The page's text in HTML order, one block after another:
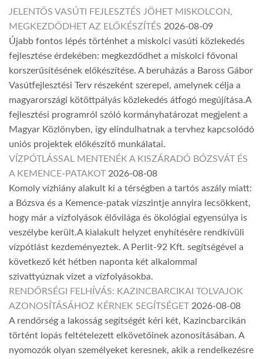
JELENTŐS VASÚTI FEJLESZTÉS JÖHET MISKOLCON,
MEGKEZDŐDHET AZ ELŐKÉSZÍTÉS 2026-08-09
Újabb fontos lépés történhet a miskolci vasúti közlekedés
fejlesztése érdekében: megkezdődhet a miskolci fővonal
korszerűsítésének előkészítése. A beruházás a Baross Gábor
Vasútfejlesztési Terv részeként szerepel, amelynek célja a
magyarországi kötöttpályás közlekedés átfogó megújítása.A
fejlesztési programról szóló kormányhatározat megjelent a
Magyar Közlönyben, így elindulhatnak a tervhez kapcsolódó
uniós projektek előkészítő munkálatai.
VÍZPÓTLÁSSAL MENTENÉK A KISZÁRADÓ BÓZSVÁT ÉS
A KEMENCE-PATAKOT 2026-08-08
Komoly vízhiány alakult ki a térségben a tartós aszály miatt:
a Bózsva és a Kemence-patak vízszintje annyira lecsökkent,
hogy már a vízfolyások élővilága és ökológiai egyensúlya is
veszélybe került.A kialakult helyzet enyhítésére rendkívüli
vízpótlást kezdeményeztek. A Perlit-92 Kft. segítségével a
következő két hétben naponta két alkalommal
szivattyúznak vizet a vízfolyásokba.
RENDŐRSÉGI FELHÍVÁS: KAZINCBARCIKAI TOLVAJOK
AZONOSÍTÁSÁHOZ KÉRNEK SEGÍTSÉGET 2026-08-08
A rendőrség a lakosság segítségét kéri két, Kazincbarcikán
történt lopás feltételezett elkövetőinek azonosításában. A
nyomozók olyan személyeket keresnek, akik a rendelkezésre